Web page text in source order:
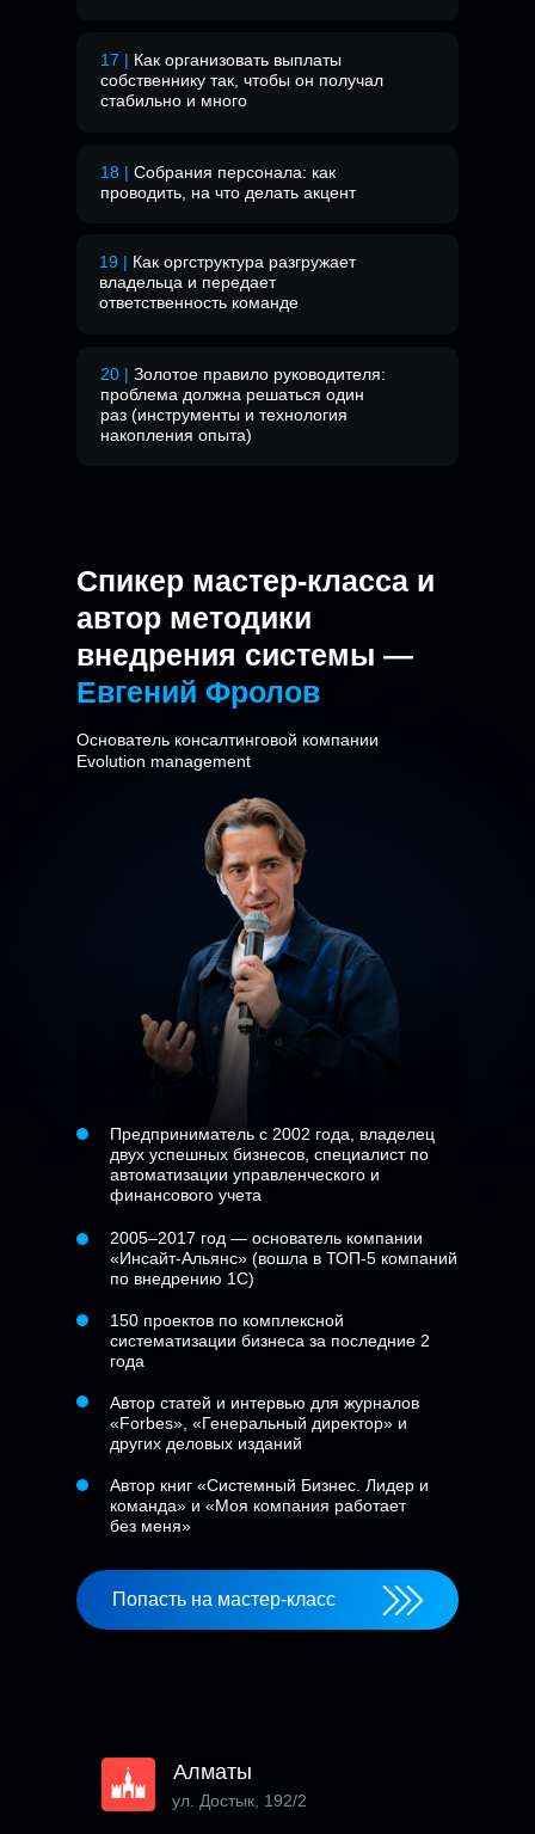
17 | Как организовать выплаты
собственнику так, чтобы он получал
стабильно и много
18 | Собрания персонала: как
проводить, на что делать акцент
19 | Как оргструктура разгружает
владельца и передает
ответственность команде
20 | Золотое правило руководителя:
проблема должна решаться один
раз (инструменты и технология
накопления опыта)
Спикер мастер-класса и
автор методики
внедрения системы —
Евгений Фролов
Основатель консалтинговой компании
Evolution management
Предприниматель с 2002 года, владелец
двух успешных бизнесов, специалист по
автоматизации управленческого и
финансового учета
2005–2017 год — основатель компании
«Инсайт-Альянс» (вошла в ТОП-5 компаний
по внедрению 1С)
150 проектов по комплексной
систематизации бизнеса за последние 2
года
Автор книг «Системный Бизнес. Лидер и
команда» и «Моя компания работает
без меня»
Автор статей и интервью для журналов
«Forbes», «Генеральный директор» и
других деловых изданий
Попасть на мастер-класс
Алматы
ул. Достык, 192/2